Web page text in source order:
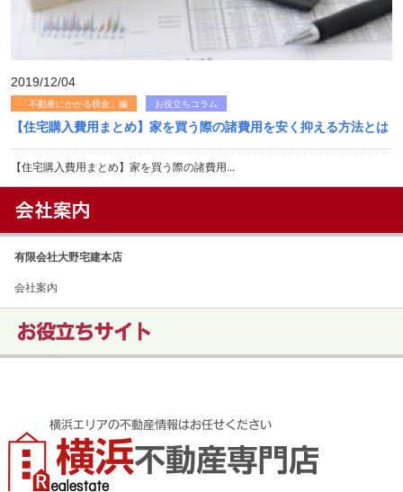
2019/12/04
「不動産にかかる税金」編 お役立ちコラム
【住宅購入費用まとめ】家を買う際の諸費用を安く抑える方法とは
【住宅購入費用まとめ】家を買う際の諸費用...
有限会社大野宅建本店
会社案内